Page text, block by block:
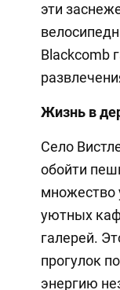
эти
Blackcomb
Жизнь в
Село
обойти
множество
уютных
галерей.
прогулок
энергию